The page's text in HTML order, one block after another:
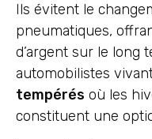
Ils évitent le
pneumatiques,
d’argent sur le long
automobilistes
tempérés où les
constituent une